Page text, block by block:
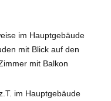
im Hauptgebäude
mit Blick auf den
mit Balkon
im Hauptgebäude